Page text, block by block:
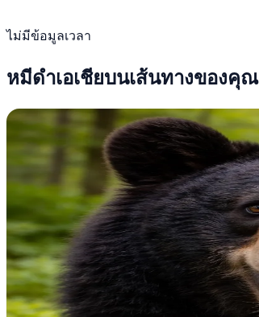
ไม่มีข้อมูลเวลา
หมีดำเอเชียบนเส้นทางของคุณ